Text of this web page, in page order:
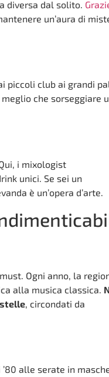
diversa dal solito.
un’aura di
piccoli club ai grandi
che sorseggiare
i mixologist
unici. Se sei un
è un’opera d’arte.
Ogni anno, la
alla musica classica.
stelle, circondati da
alle serate in